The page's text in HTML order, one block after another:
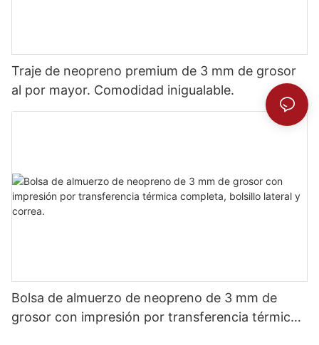
Traje de neopreno premium de 3 mm de grosor
al por mayor. Comodidad inigualable.
Bolsa de almuerzo de neopreno de 3 mm de
grosor con impresión por transferencia térmica